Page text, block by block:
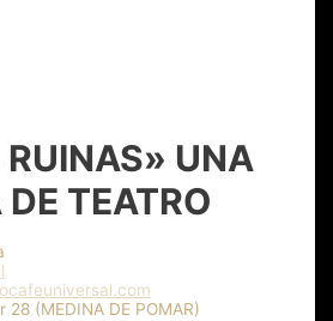
UNA
TEATRO
28 (MEDINA DE POMAR)